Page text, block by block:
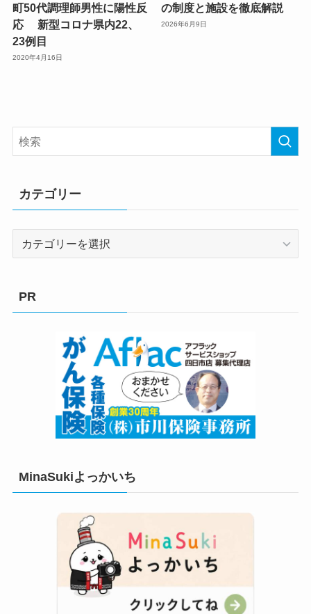
町50代調理師男性に陽性反
応 新型コロナ県内22、
23例目
2020年4月16日
の制度と施設を徹底解説
2026年6月9日
カテゴリー
PR
MinaSukiよっかいち